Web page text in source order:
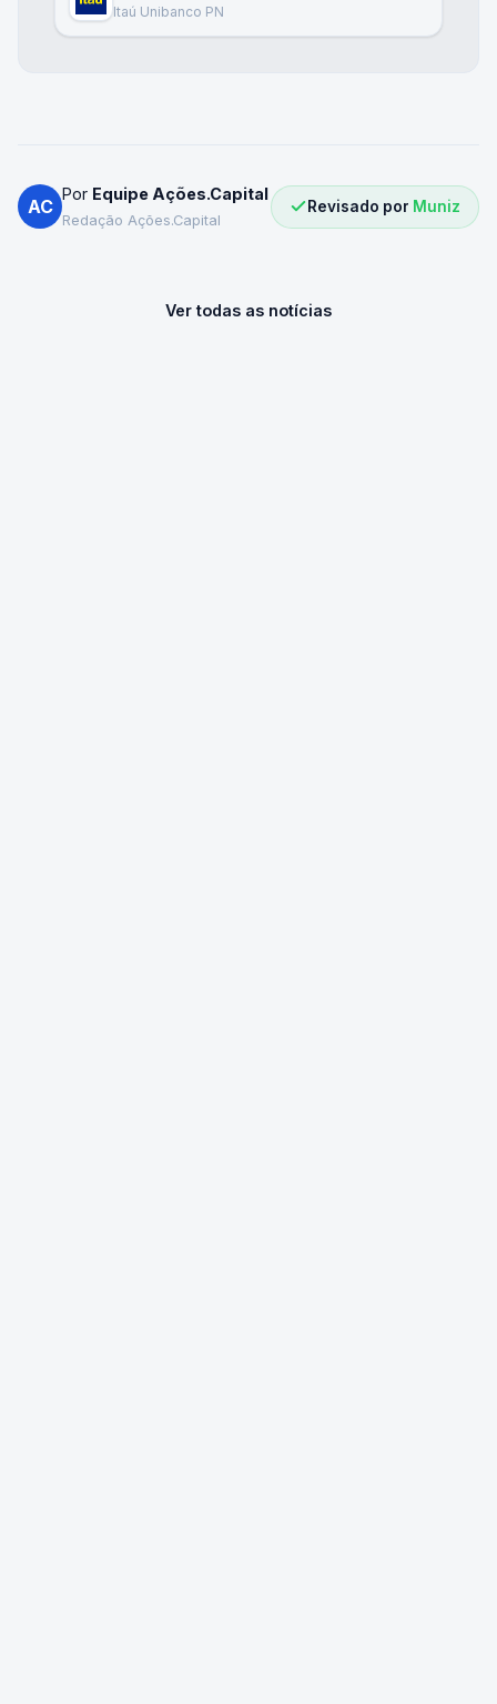
Itaú Unibanco PN
AC
Por Equipe Ações.Capital
Redação Ações.Capital
Revisado por Muniz
Ver todas as notícias